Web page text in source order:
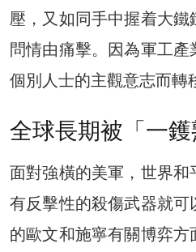
壓，又如同手中握着大
問情由痛擊。因為軍工
個別人士的主觀意志而轉
全球長期被「一
面對強橫的美軍，世界
有反擊性的殺傷武器就
的歐文和施寧有關博弈